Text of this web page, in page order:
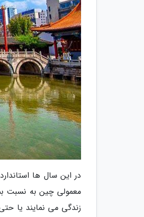
در این سال ها
معمولی چین به نسبت
زندگی می نمایند یا